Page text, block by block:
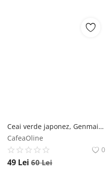
Ceai verde japonez, Genmaicha Organic 60g - Default Title Moya
CafeaOline
0
49 Lei 60Lei